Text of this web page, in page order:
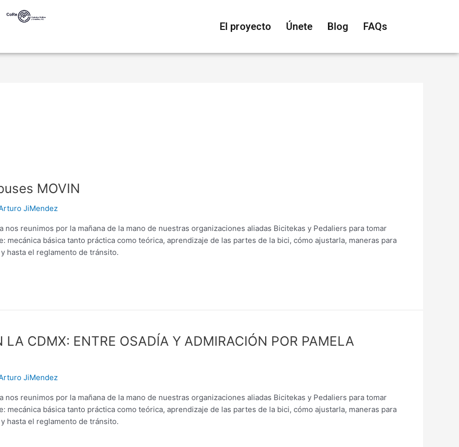
El proyecto Únete Blog FAQs
MOVIN
JiMendez
reunimos por la mañana de la mano de nuestras organizaciones aliadas Bicitekas y Pedaliers para tomar
mecánica básica tanto práctica como teórica, aprendizaje de las partes de la bici, cómo ajustarla, maneras para
hasta el reglamento de tránsito.
LA CDMX: ENTRE OSADÍA Y ADMIRACIÓN POR PAMELA
JiMendez
reunimos por la mañana de la mano de nuestras organizaciones aliadas Bicitekas y Pedaliers para tomar
mecánica básica tanto práctica como teórica, aprendizaje de las partes de la bici, cómo ajustarla, maneras para
hasta el reglamento de tránsito.